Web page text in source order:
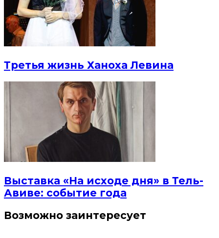
Третья жизнь Ханоха Левина
Выставка «На исходе дня» в Тель-
Авиве: событие года
Возможно заинтересует